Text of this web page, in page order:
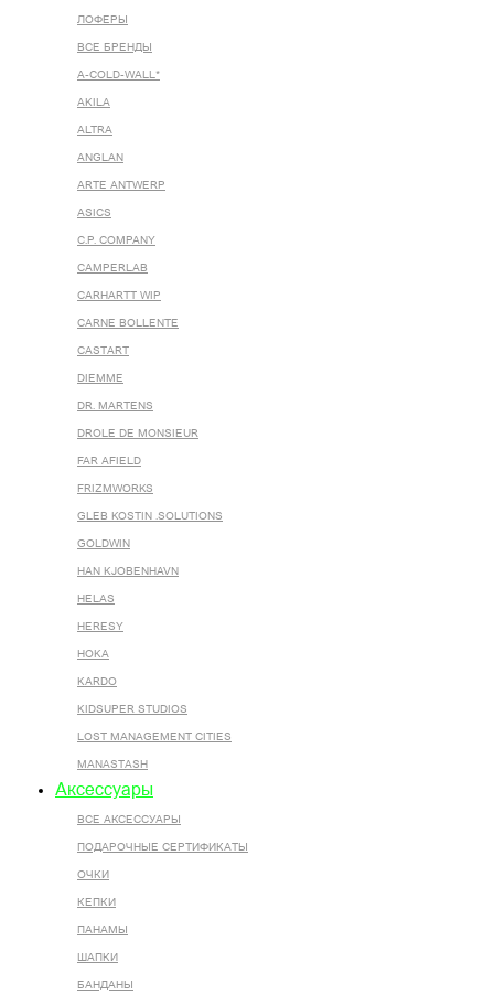
ЛОФЕРЫ
ВСЕ БРЕНДЫ
A-COLD-WALL*
AKILA
ALTRA
ANGLAN
ARTE ANTWERP
ASICS
C.P. COMPANY
CAMPERLAB
CARHARTT WIP
CARNE BOLLENTE
CASTART
DIEMME
DR. MARTENS
DROLE DE MONSIEUR
FAR AFIELD
FRIZMWORKS
GLEB KOSTIN .SOLUTIONS
GOLDWIN
HAN KJOBENHAVN
HELAS
HERESY
HOKA
KARDO
KIDSUPER STUDIOS
LOST MANAGEMENT CITIES
MANASTASH
Аксессуары
ВСЕ AКСЕССУАРЫ
ПОДАРОЧНЫЕ СЕРТИФИКАТЫ
ОЧКИ
КЕПКИ
ПАНАМЫ
ШАПКИ
БАНДАНЫ